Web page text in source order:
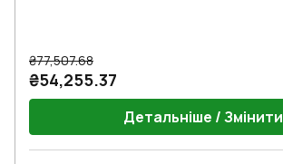
₴77,507.68
₴54,255.37
Детальніше / Змінити